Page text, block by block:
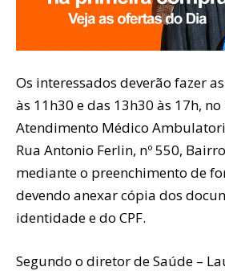
Os interessados deverão fazer
às 11h30 e das 13h30 às 17h,
Atendimento Médico
Rua Antonio Ferlin, nº 550,
mediante o preenchimento de
devendo anexar cópia dos
identidade e do CPF.
Segundo o diretor de Saúde –